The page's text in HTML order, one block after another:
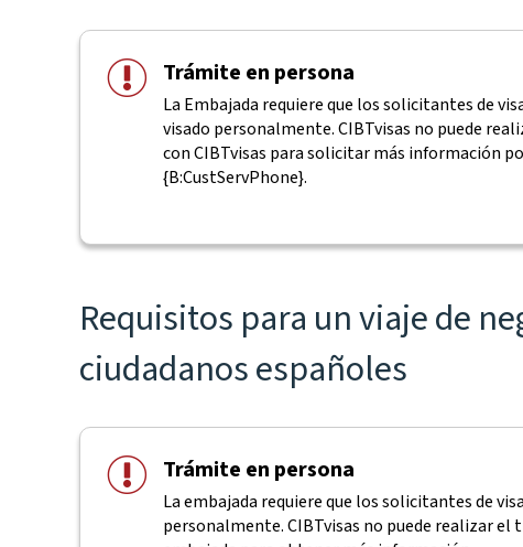
Trámite en persona
La Embajada requiere que los solicitantes de
visado personalmente. CIBTvisas no puede
con CIBTvisas para solicitar más información
{B:CustServPhone}.
Requisitos para un viaje de
ciudadanos españoles
Trámite en persona
La embajada requiere que los solicitantes de
personalmente. CIBTvisas no puede realizar